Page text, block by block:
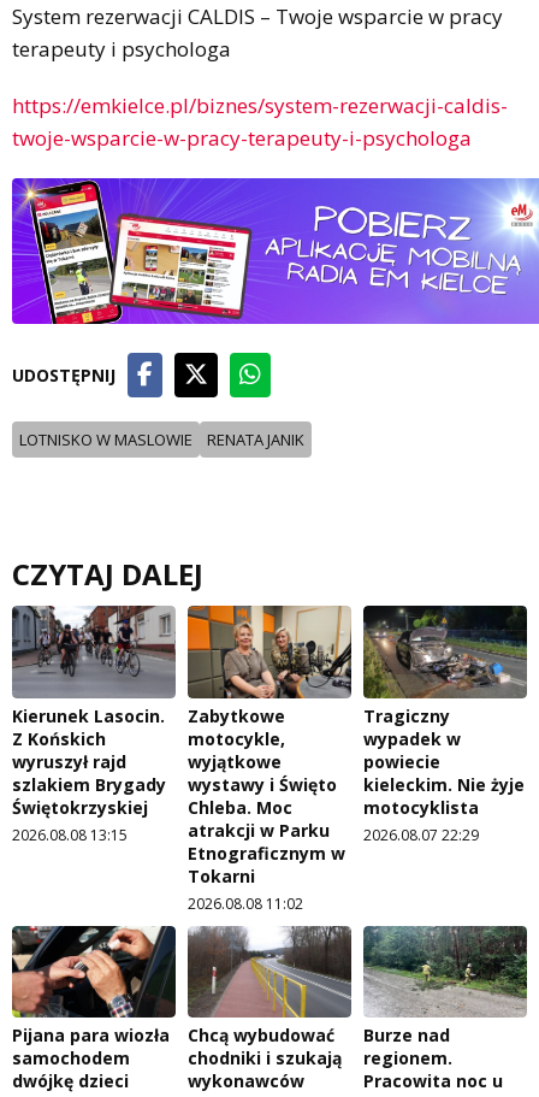
System rezerwacji CALDIS – Twoje wsparcie w pracy
terapeuty i psychologa
https://emkielce.pl/biznes/system-rezerwacji-caldis-
twoje-wsparcie-w-pracy-terapeuty-i-psychologa
UDOSTĘPNIJ
LOTNISKO W MASLOWIE RENATA JANIK
CZYTAJ DALEJ
Kierunek Lasocin.
Z Końskich
wyruszył rajd
szlakiem Brygady
Świętokrzyskiej
2026.08.08 13:15
Zabytkowe
motocykle,
wyjątkowe
wystawy i Święto
Chleba. Moc
atrakcji w Parku
Etnograficznym w
Tokarni
2026.08.08 11:02
Tragiczny
wypadek w
powiecie
kieleckim. Nie żyje
motocyklista
2026.08.07 22:29
Pijana para wiozła
samochodem
dwójkę dzieci
Chcą wybudować
chodniki i szukają
wykonawców
Burze nad
regionem.
Pracowita noc u